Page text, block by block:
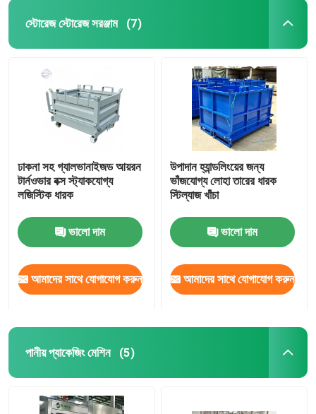
স্টোরেজ স্টোরেজ সরঞ্জাম (7)
ঢাকনা সহ গ্যালভানাইজড আয়রন
টার্নওভার বক্স স্ট্যাকযোগ্য
লজিস্টিক ধারক
ভালো দাম
আমাদের সাথে যোগাযোগ করুন
উপাদান হ্যান্ডলিংয়ের জন্য
ভাঁজযোগ্য লোহা তারের ধারক
স্টিল্যাজ খাঁচা
ভালো দাম
আমাদের সাথে যোগাযোগ করুন
পানীয় প্যাকেজিং মেশিন (5)